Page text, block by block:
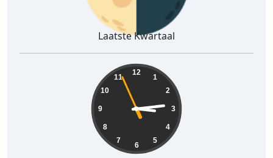
Laatste Kwartaal
12
1
2
3
4
5
6
7
8
9
10
11